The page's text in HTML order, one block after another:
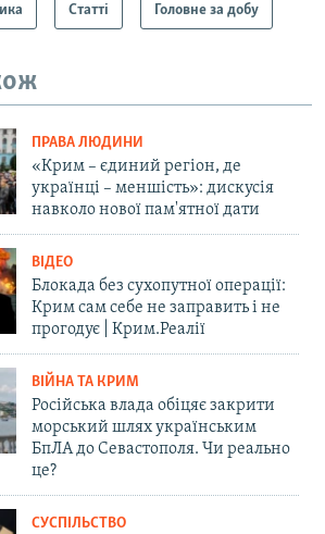
Статті Головне за добу
ПРАВА ЛЮДИНИ
«Крим – єдиний регіон, де
українці – меншість»: дискусія
навколо нової пам'ятної дати
ВІДЕО
Блокада без сухопутної операції:
Крим сам себе не заправить і не
прогодує | Крим.Реалії
ВІЙНА ТА КРИМ
Російська влада обіцяє закрити
морський шлях українським
БпЛА до Севастополя. Чи реально
це?
СУСПІЛЬСТВО